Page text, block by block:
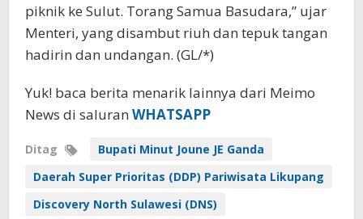
piknik ke Sulut. Torang Samua Basudara,” ujar
Menteri, yang disambut riuh dan tepuk tangan
hadirin dan undangan. (GL/*)
Yuk! baca berita menarik lainnya dari Meimo
News di saluran WHATSAPP
Ditag
Bupati Minut Joune JE Ganda
Daerah Super Prioritas (DDP) Pariwisata Likupang
Discovery North Sulawesi (DNS)